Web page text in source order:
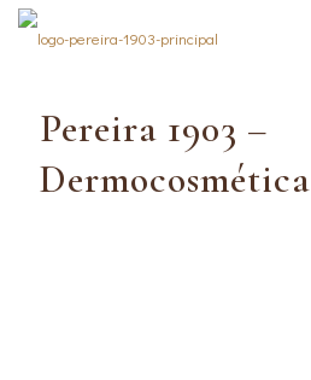
Pereira 1903 –
Dermocosmética